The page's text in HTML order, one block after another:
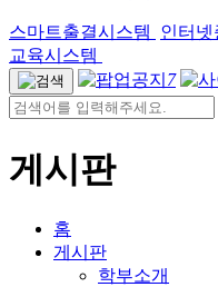
스마트출결시스템 인터넷
교육시스템
7
게시판
홈
게시판
학부소개